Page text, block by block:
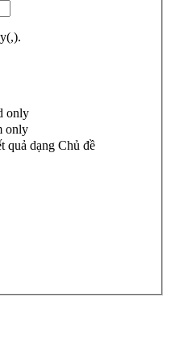
only
only
quả dạng Chủ đề